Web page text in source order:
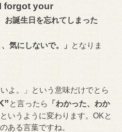
forgot your
お誕生日を忘れてしまった
気にしないで。」 となりま
よ。」という意味だけでとら
と言ったら
「わかった、わか
というように変わります。OKと
ある言葉ですね。